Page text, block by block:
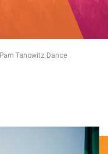
Pam Tanowitz Dance